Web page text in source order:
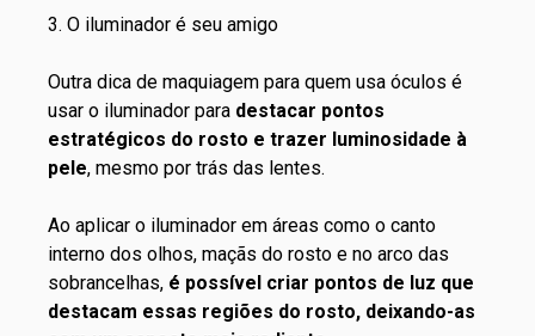
3. O iluminador é seu amigo
Outra dica de maquiagem para quem usa óculos é
usar o iluminador para destacar pontos
estratégicos do rosto e trazer luminosidade à
pele, mesmo por trás das lentes.
Ao aplicar o iluminador em áreas como o canto
interno dos olhos, maçãs do rosto e no arco das
sobrancelhas, é possível criar pontos de luz que
destacam essas regiões do rosto, deixando-as